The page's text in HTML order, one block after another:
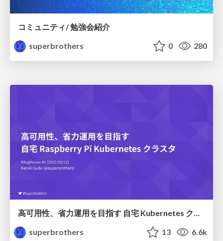
コミュニティ/ 勉強会紹介
superbrothers
0 280
superbrothers
13 6.6k